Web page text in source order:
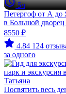
5ч
Петергоф от А до
в Большой
8550 ₽
4.84 124
за одного
Татьяна
Посвятить весь